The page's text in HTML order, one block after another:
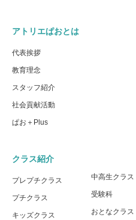
アトリエぱおとは
代表挨拶
教育理念
スタッフ紹介
社会貢献活動
ぱお＋Plus
クラス紹介
プレプチクラス
プチクラス
キッズクラス
中高生クラス
受験科
おとなクラス